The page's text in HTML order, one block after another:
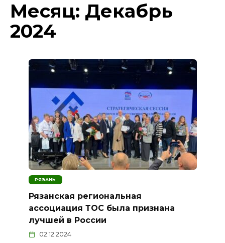
Месяц: Декабрь
2024
РЯЗАНЬ
Рязанская региональная
ассоциация ТОС была признана
лучшей в России
02.12.2024